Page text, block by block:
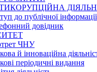
до публічної інформації
довідник
ЧНУ
й інноваційна
періодичні видання